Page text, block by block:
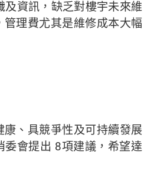
及資訊，缺乏對樓宇未來維
理費尤其是維修成本大幅
、具競爭性及可持續發展
委會提出 8項建議，希望達